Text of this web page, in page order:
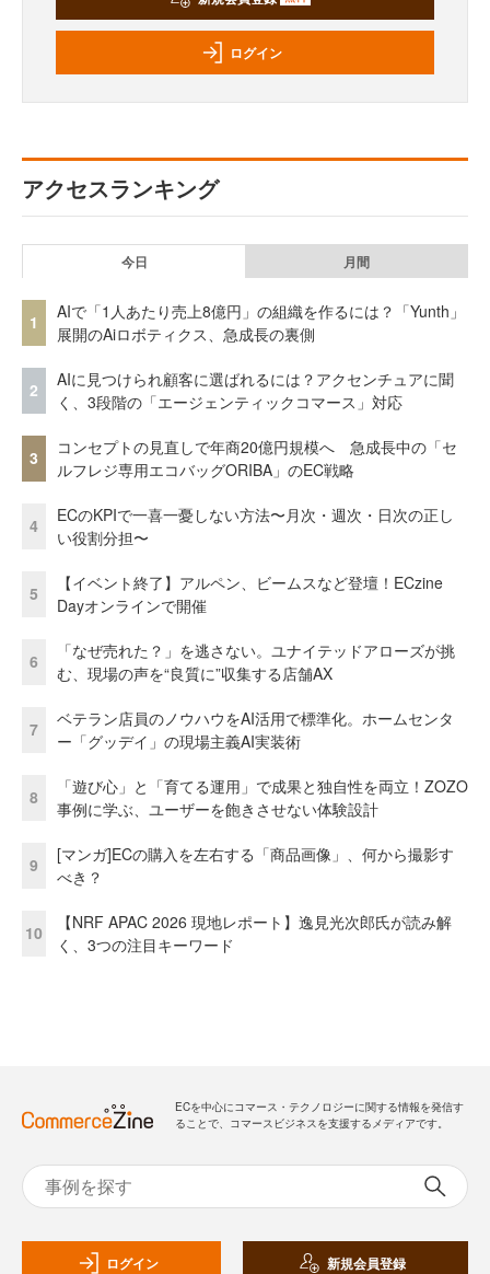
ログイン
アクセスランキング
今日 月間
1
AIで「1人あたり売上8億円」の組織を作るには？「Yunth」
展開のAiロボティクス、急成長の裏側
2
AIに見つけられ顧客に選ばれるには？アクセンチュアに聞
く、3段階の「エージェンティックコマース」対応
3
コンセプトの見直しで年商20億円規模へ 急成長中の「セ
ルフレジ専用エコバッグORIBA」のEC戦略
4
ECのKPIで一喜一憂しない方法〜月次・週次・日次の正し
い役割分担〜
5
【イベント終了】アルペン、ビームスなど登壇！ECzine
Dayオンラインで開催
6
「なぜ売れた？」を逃さない。ユナイテッドアローズが挑
む、現場の声を“良質に”収集する店舗AX
7
ベテラン店員のノウハウをAI活用で標準化。ホームセンタ
ー「グッデイ」の現場主義AI実装術
8
「遊び心」と「育てる運用」で成果と独自性を両立！ZOZO
事例に学ぶ、ユーザーを飽きさせない体験設計
9
[マンガ]ECの購入を左右する「商品画像」、何から撮影す
べき？
10
【NRF APAC 2026 現地レポート】逸見光次郎氏が読み解
く、3つの注目キーワード
ECを中心にコマース・テクノロジーに関する情報を発信す
ることで、コマースビジネスを支援するメディアです。
ログイン 新規会員登録